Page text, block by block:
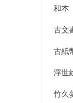
和本
古文
古紙
浮世
竹久